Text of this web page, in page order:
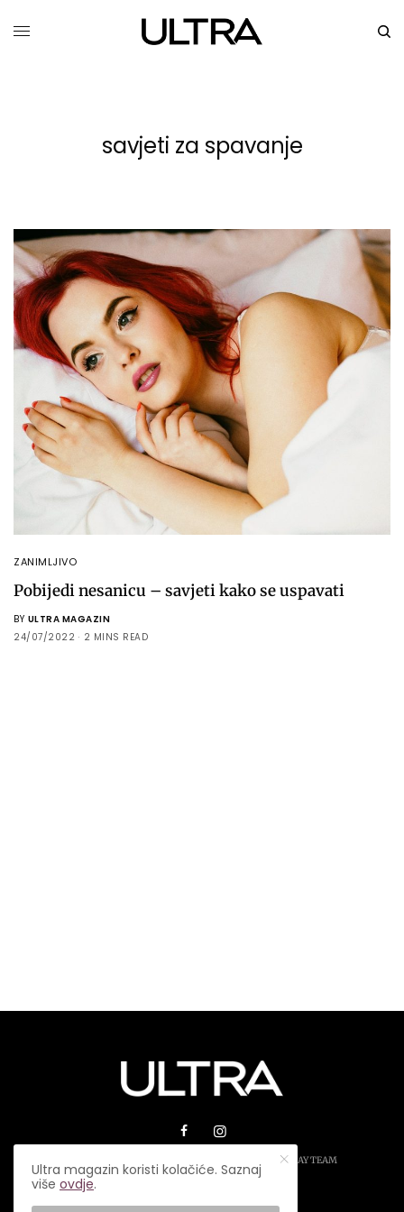
savjeti za spavanje
ZANIMLJIVO
Pobijedi nesanicu – savjeti kako se uspavati
BY ULTRA MAGAZIN
24/07/2022
2 MINS READ
© 2026 ULTRA MAGAZIN. SVA PRAVA ZADRŽANA.PLAY TEAM
Ultra magazin koristi kolačiće. Saznaj
višeovdje.